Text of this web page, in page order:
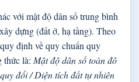
với mật độ dân số trung bình
dựng (đất ở, hạ tầng). Theo
định về quy chuẩn quy
thức là: Mật độ dân số toàn đô
đổi / Diện tích đất tự nhiên